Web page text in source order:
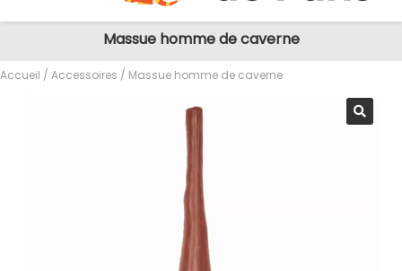
Massue homme de caverne
Accueil / Accessoires / Massue homme de caverne